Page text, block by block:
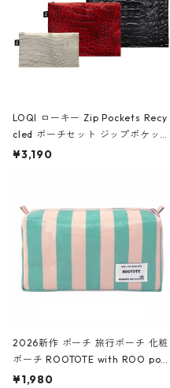
LOQI ローキー Zip Pockets Recy
cled ポーチセット ジップポケット
ファスナーポーチ 撥水加工 トラベ
ーガンディー、オフホワイト
¥3,190
2026新作 ポーチ 旅行ポーチ 化粧
ポーチ ROOTOTE with ROO pou
ch 3532 ルートート WR.ポーチ.ラ
¥1,980